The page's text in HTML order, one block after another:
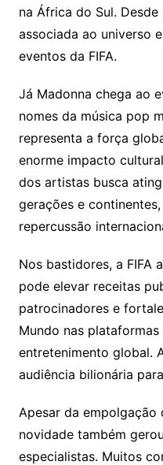
na África do Sul.
associada ao universo
eventos da FIFA.
Já Madonna chega ao
nomes da música pop
representa a força
enorme impacto
dos artistas busca
gerações e
repercussão
Nos bastidores, a FIFA
pode elevar receitas
patrocinadores e
Mundo nas
entretenimento global.
audiência bilionária
Apesar da
novidade também
especialistas. Muitos